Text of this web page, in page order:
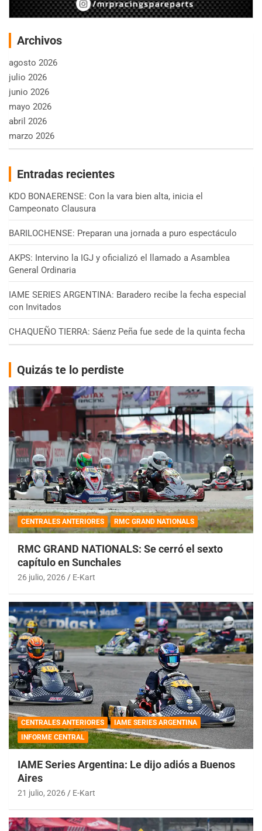
Archivos
agosto 2026
julio 2026
junio 2026
mayo 2026
abril 2026
marzo 2026
Entradas recientes
KDO BONAERENSE: Con la vara bien alta, inicia el
Campeonato Clausura
BARILOCHENSE: Preparan una jornada a puro espectáculo
AKPS: Intervino la IGJ y oficializó el llamado a Asamblea
General Ordinaria
IAME SERIES ARGENTINA: Baradero recibe la fecha especial
con Invitados
CHAQUEÑO TIERRA: Sáenz Peña fue sede de la quinta fecha
Quizás te lo perdiste
CENTRALES ANTERIORES RMC GRAND NATIONALS
RMC GRAND NATIONALS: Se cerró el sexto
capítulo en Sunchales
26 julio, 2026 E-Kart
CENTRALES ANTERIORES
IAME SERIES ARGENTINA
INFORME CENTRAL
IAME Series Argentina: Le dijo adiós a Buenos
Aires
21 julio, 2026 E-Kart